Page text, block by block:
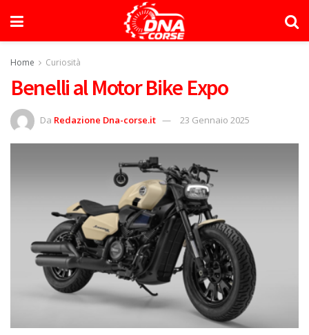
Home Curiosità
Benelli al Motor Bike Expo
Da Redazione Dna-corse.it 23 Gennaio 2025